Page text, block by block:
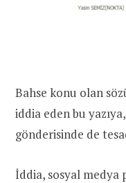
Bahse konu olan
iddia eden bu
gönderisinde de
İddia, sosyal medya